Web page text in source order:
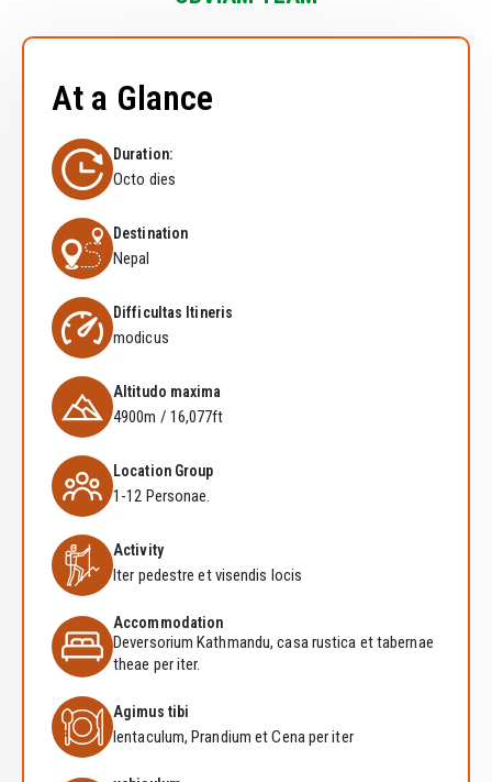
At a Glance
Duration:
Octo dies
Destination
Nepal
Difficultas Itineris
modicus
Altitudo maxima
4900m / 16,077ft
Location Group
1-12 Personae.
Activity
Iter pedestre et visendis locis
Accommodation
Deversorium Kathmandu, casa rustica et tabernae
theae per iter.
Agimus tibi
Ientaculum, Prandium et Cena per iter